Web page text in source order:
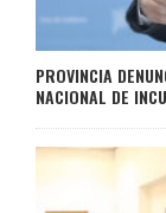
PROVINCIA
NACIONAL DE